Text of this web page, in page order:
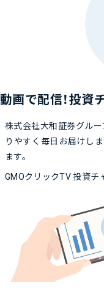
動画で配信！投資
株式会社大和証券グル
りやすく毎日お届けし
ます。
GMOクリックTV 投資チ